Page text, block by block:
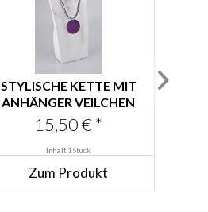
STYLISCHE KETTE MIT
ANHÄNGER VEILCHEN
15,50 € *
Inhalt 1 Stück
Zum Produkt